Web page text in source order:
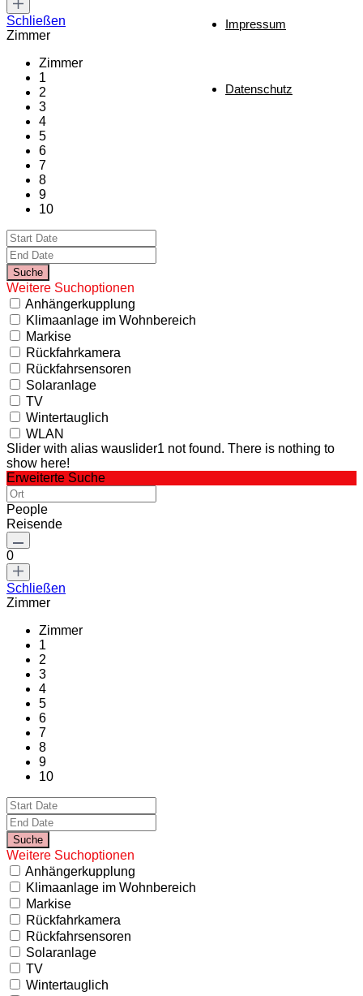
Impressum
Datenschutz
Schließen
Zimmer
Zimmer
1
2
3
4
5
6
7
8
9
10
Weitere Suchoptionen
Anhängerkupplung
Klimaanlage im Wohnbereich
Markise
Rückfahrkamera
Rückfahrsensoren
Solaranlage
TV
Wintertauglich
WLAN
Slider with alias wauslider1 not found. There is nothing to
show here!
Erweiterte Suche
People
Reisende
0
Schließen
Zimmer
Zimmer
1
2
3
4
5
6
7
8
9
10
Weitere Suchoptionen
Anhängerkupplung
Klimaanlage im Wohnbereich
Markise
Rückfahrkamera
Rückfahrsensoren
Solaranlage
TV
Wintertauglich